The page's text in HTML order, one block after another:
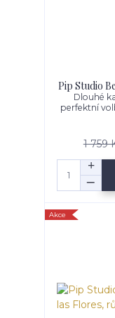
Pip Studio
Dlouhé
perfektní
1 759
Akce